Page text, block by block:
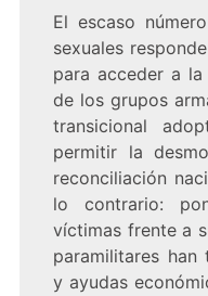
El escaso
sexuales
para acceder a
de los grupos
transicional
permitir la
reconciliación
lo contrario:
víctimas frente a
paramilitares
y ayudas